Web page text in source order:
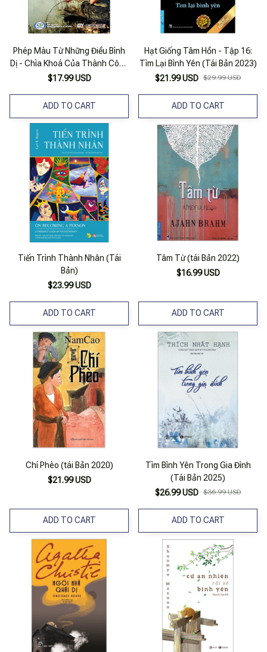
Phép Màu Từ Những Điều Bình
Dị - Chìa Khoá Của Thành Công
(tái Bản 2020)
$17.99 USD
ADD TO CART
Hạt Giống Tâm Hồn - Tập 16:
Tìm Lại Bình Yên (Tái Bản 2023)
$21.99 USD $29.99 USD
ADD TO CART
Tiến Trình Thành Nhân (Tái
Bản)
$23.99 USD
ADD TO CART
Tâm Từ (tái Bản 2022)
$16.99 USD
ADD TO CART
Chí Phèo (tái Bản 2020)
$21.99 USD
ADD TO CART
Tìm Bình Yên Trong Gia Đình
(Tái Bản 2025)
$26.99 USD $36.99 USD
ADD TO CART